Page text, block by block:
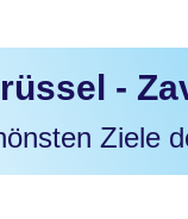
-
Ziele